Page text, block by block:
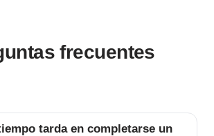
frecuentes
tarda en completarse un